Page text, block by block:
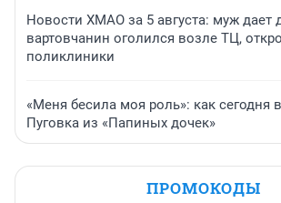
Новости ХМАО за 5 августа: муж дает
вартовчанин оголился возле ТЦ,
поликлиники
«Меня бесила моя роль»: как сегодня
Пуговка из «Папиных дочек»
ПРОМОКОДЫ